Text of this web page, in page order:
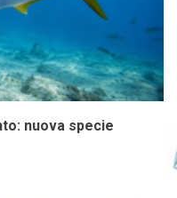
nuova specie